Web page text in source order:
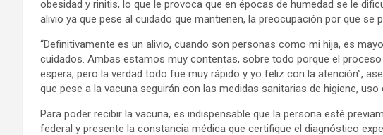
obesidad y rinitis, lo que le provoca que en épocas de humedad se le
alivio ya que pese al cuidado que mantienen, la preocupación por que se
“Definitivamente es un alivio, cuando son personas como mi hija, es
cuidados. Ambas estamos muy contentas, sobre todo porque el
espera, pero la verdad todo fue muy rápido y yo feliz con la atención”,
que pese a la vacuna seguirán con las medidas sanitarias de higiene,
Para poder recibir la vacuna, es indispensable que la persona esté
federal y presente la constancia médica que certifique el diagnóstico